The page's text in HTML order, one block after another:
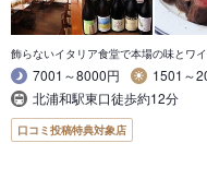
飾らないイタリア食堂で本場の味とワ
7001～8000円
1501～
北浦和駅東口徒歩約12分
口コミ投稿特典対象店